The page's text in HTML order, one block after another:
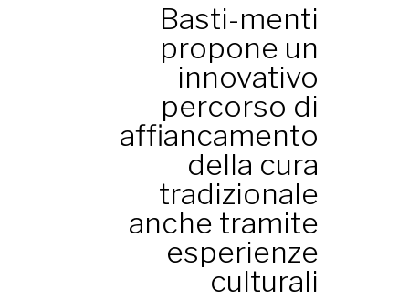
Basti-menti
propone un
innovativo
percorso di
affiancamento
della cura
tradizionale
anche tramite
esperienze
culturali